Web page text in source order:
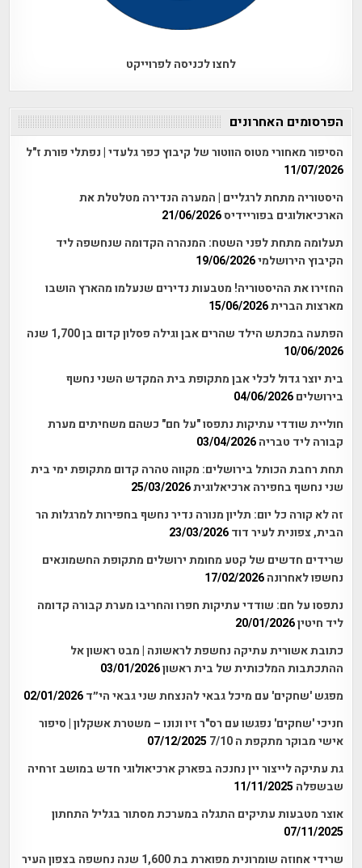
לחצו לכניסה לפרוייקט
הפרסומים האחרונים
הסיפור מאחורי מטוס הווטור של קיבוץ כפר גלעדי | נפתלי פורת ז"ל
11/07/2026
היסטוריה מתחת לרגליים | המערה הנדירה מטלטלת את
הארכיאולוגים בפוריידיס21/06/2026
תעלומה מתחת לפני השטח: המנהרה הקדומה שנחשפה ליד
הקיבוץ הירושלמי19/06/2026
החזירו את ההיסטוריה! מטבעות נדירים שנעלמו מהארץ הושבו
מארצות הברית15/06/2026
הפתעה במכתש הילד שהרים אבן וגילה פסלון קדום בן 1,700 שנה
10/06/2026
בית יוצר גדול לכלי אבן מתקופת בית המקדש השני נחשף
בירושלים 04/06/2026
חוליית שודדי עתיקות נתפסו "על חם" כשהם משחיתים מערת
קבורה ליד טבריה 03/04/2026
תחת רחבת הכותל בירושלים: מקווה טהרה קדום מתקופת ימי בית
שני נחשף בחפירה ארכיאלוגית25/03/2026
זה לא קורה כל יום: תליון מנורה נדיר נחשף בחפירות למרגלות הר
הבית, צפונית לעיר דוד 23/03/2026
שרידים חדשים של קטע מחומת ירושלים מתקופת החשמונאים
נחשפו לאחרונה 17/02/2026
נתפסו על חם: שודדי עתיקות חפרו והחריבו מערת קבורה קדומה
ליד חיטין20/01/2026
כתובת אשורית עתיקה נחשפת לראשונה | מבט ראשון אל
ההתכתבות המלכותית של בית ראשון03/01/2026
מפגש 'שחקים' עם מיכל גבאי להנצחת שני גבאי הי״ד 02/01/2026
חניכי 'שחקים' נפגשו עם רס"ר זיו ונונו – משטרת אשקלון | סיפור
אישי מבוקר מתקפת ה 7/10
07/12/2025
גת עתיקה לייצור יין נחנכה בפארק ארכיאולוגי חדש במושב זרחיה
שבשפלה 11/11/2025
אוצר מטבעות עתיקים התגלה במערכת מסתור בגליל התחתון
07/11/2025
שרידי אחוזה שומרונית מפוארת בת 1,600 שנה נחשפה בצפון העיר